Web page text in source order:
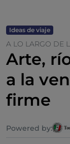
Ideas de viaje
A LO LARGO DE
Arte,
a la
firme
Powered by: